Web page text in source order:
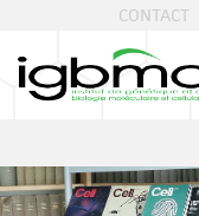
CONTACT
Panneau de gestion des